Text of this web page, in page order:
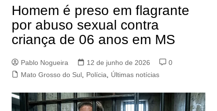
Homem é preso em flagrante
por abuso sexual contra
criança de 06 anos em MS
Pablo Nogueira 12 de junho de 2026
0
Mato Grosso do Sul, Polícia Últimas notícias